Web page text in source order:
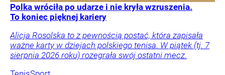
Polka wróciła po udarze i nie kryła wzruszenia.
To koniec pięknej kariery
Alicja Rosolska to z pewnością postać, która zapisała
ważne karty w dziejach polskiego tenisa. W piątek (tj. 7
sierpnia 2026 roku) rozegrała swój ostatni mecz.